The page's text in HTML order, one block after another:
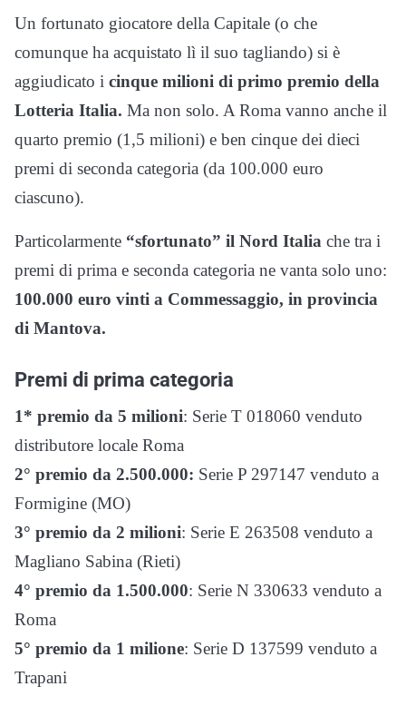
Un fortunato giocatore della Capitale (o che
comunque ha acquistato lì il suo tagliando) si è
aggiudicato i cinque milioni di primo premio della
Lotteria Italia. Ma non solo. A Roma vanno anche il
quarto premio (1,5 milioni) e ben cinque dei dieci
premi di seconda categoria (da 100.000 euro
ciascuno).
Particolarmente “sfortunato” il Nord Italia che tra i
premi di prima e seconda categoria ne vanta solo uno:
100.000 euro vinti a Commessaggio, in provincia
di Mantova.
Premi di prima categoria
1* premio da 5 milioni: Serie T 018060 venduto
distributore locale Roma
2° premio da 2.500.000: Serie P 297147 venduto a
Formigine (MO)
3° premio da 2 milioni: Serie E 263508 venduto a
Magliano Sabina (Rieti)
4° premio da 1.500.000: Serie N 330633 venduto a
Roma
5° premio da 1 milione: Serie D 137599 venduto a
Trapani